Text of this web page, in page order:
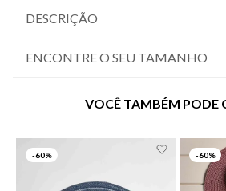
DESCRIÇÃO
ENCONTRE O SEU TAMANHO
VOCÊ TAMBÉM PODE
-60% -60%